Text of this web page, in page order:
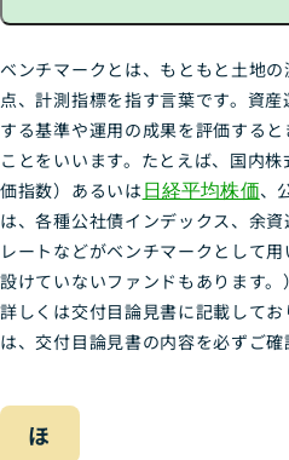
ベンチマークとは、もともと土地
点、計測指標を指す言葉です。資
する基準や運用の成果を評価する
ことをいいます。たとえば、国内
価指数）あるいは日経平均株価、
は、各種公社債インデックス、余
レートなどがベンチマークとして
設けていないファンドもあります。）
詳しくは交付目論見書に記載して
は、交付目論見書の内容を必ずご確
ほ